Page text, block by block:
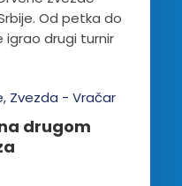
Od petka do
igrao drugi turnir
drugom